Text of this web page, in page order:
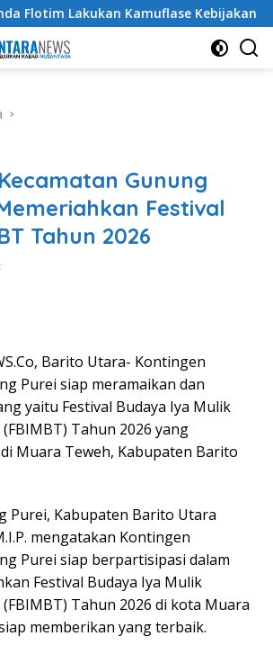
Kamuflase Kebijakan Politik
Gunung
Festival
Tahun 2026
Barito Utara- Kontingen
Purei siap meramaikan dan
yaitu Festival Budaya Iya Mulik
Tahun 2026 yang
Muara Teweh, Kabupaten Barito
Purei, Kabupaten Barito Utara
mengatakan Kontingen
Purei siap berpartisipasi dalam
Festival Budaya Iya Mulik
Tahun 2026 di kota Muara
memberikan yang terbaik.